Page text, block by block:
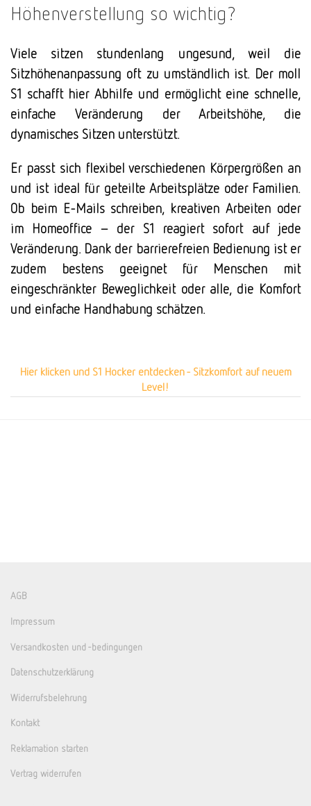
Höhenverstellung so wichtig?
Viele sitzen stundenlang ungesund, weil die
Sitzhöhenanpassung oft zu umständlich ist. Der moll
S1 schafft hier Abhilfe und ermöglicht eine schnelle,
einfache Veränderung der Arbeitshöhe, die
dynamisches Sitzen unterstützt.
Er passt sich flexibel verschiedenen Körpergrößen an
und ist ideal für geteilte Arbeitsplätze oder Familien.
Ob beim E-Mails schreiben, kreativen Arbeiten oder
im Homeoffice – der S1 reagiert sofort auf jede
Veränderung. Dank der barrierefreien Bedienung ist er
zudem bestens geeignet für Menschen mit
eingeschränkter Beweglichkeit oder alle, die Komfort
und einfache Handhabung schätzen.
Hier klicken und S1 Hocker entdecken - Sitzkomfort auf neuem
Level!
AGB
Impressum
Versandkosten und -bedingungen
Datenschutzerklärung
Widerrufsbelehrung
Kontakt
Reklamation starten
Vertrag widerrufen